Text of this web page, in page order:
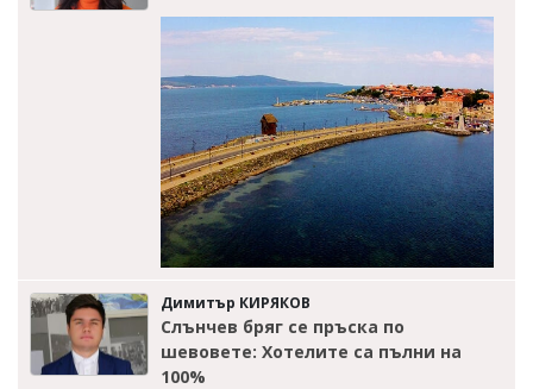
Димитър КИРЯКОВ
Слънчев бряг се пръска по
шевовете: Хотелите са пълни на
100%